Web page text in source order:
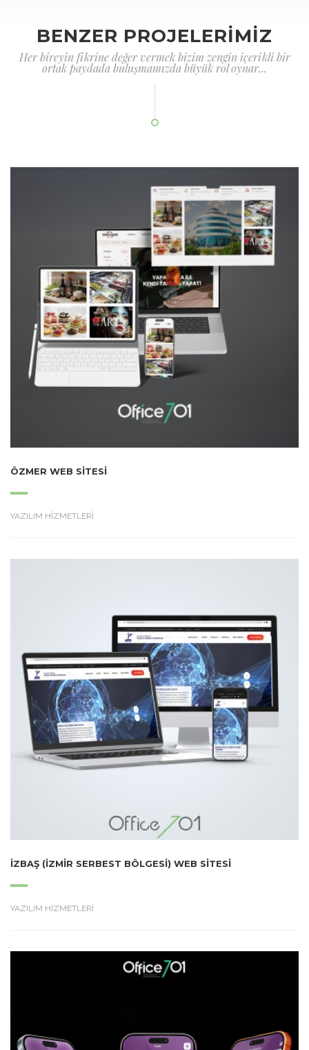
BENZER PROJELERİMİZ
Her bireyin fikrine değer vermek bizim zengin içerikli bir
ortak paydada buluşmamızda büyük rol oynar...
ÖZMER WEB SITESI
YAZILIM HİZMETLERİ
İZBAŞ (İZMIR SERBEST BÖLGESI) WEB SITESI
YAZILIM HİZMETLERİ